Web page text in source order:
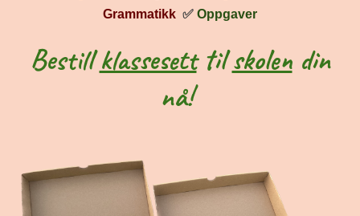
Grammatikk ✅ Oppgaver
Bestillklassesetttilskolendin
nå!